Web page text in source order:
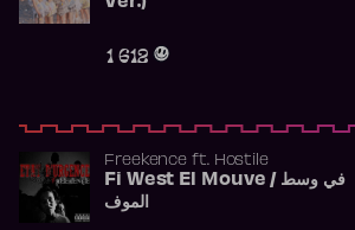
1 612
Freekence ft. Hostile
Fi West El Mouve / في وسط
الموف